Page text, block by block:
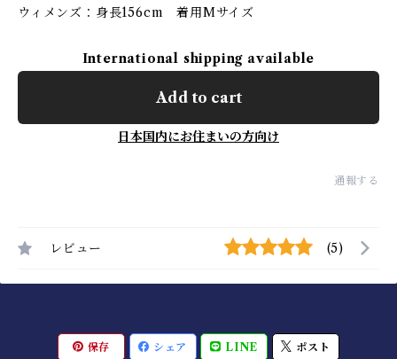
ウィメンズ：身長156cm 着用Mサイズ
International shipping available
Add to cart
日本国内にお住まいの方向け
通報する
レビュー (5)
保存 シェア LINE ポスト